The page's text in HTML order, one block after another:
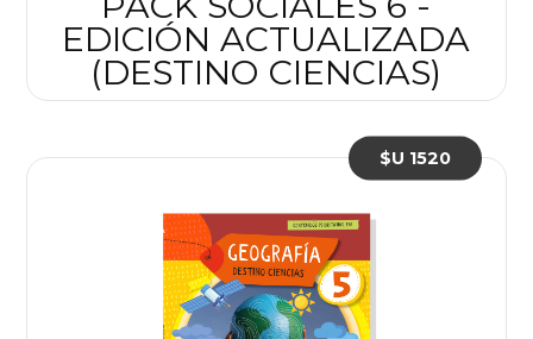
EDICIÓN ACTUALIZADA
(DESTINO CIENCIAS)
$U 1520